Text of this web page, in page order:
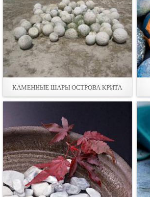
КАМЕННЫЕ ШАРЫ ОСТРОВА КРИТА